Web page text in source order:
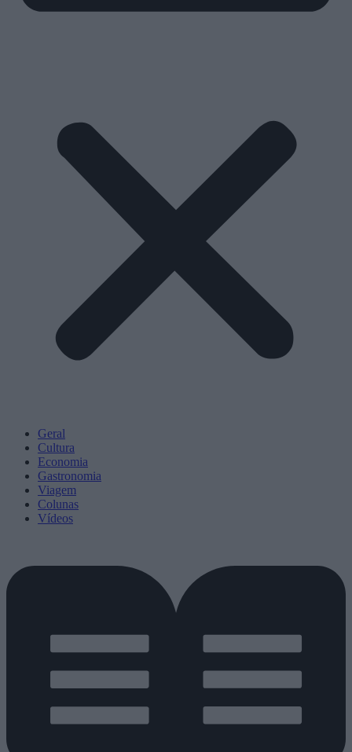
Geral
Cultura
Economia
Gastronomia
Viagem
Colunas
Vídeos